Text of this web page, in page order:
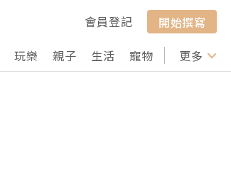
會員登記
開始撰寫
玩樂 親子 生活 寵物 行山 打卡
更多